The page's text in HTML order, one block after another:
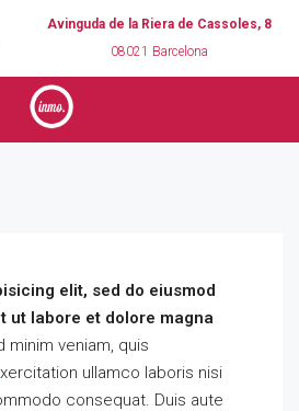
Avinguda de la Riera de Cassoles, 8
08021 Barcelona
elit, sed do eiusmod
ut labore et dolore magna
minim veniam, quis
ullamco laboris nisi
consequat. Duis aute